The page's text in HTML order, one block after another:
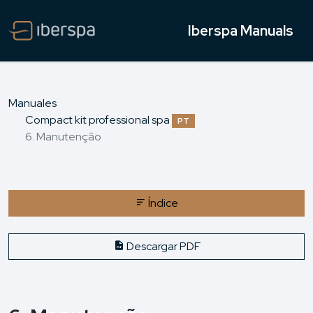
Iberspa Manuals
Manuales
Compact kit professional spa
PT
6. Manutenção
Índice
Descargar PDF